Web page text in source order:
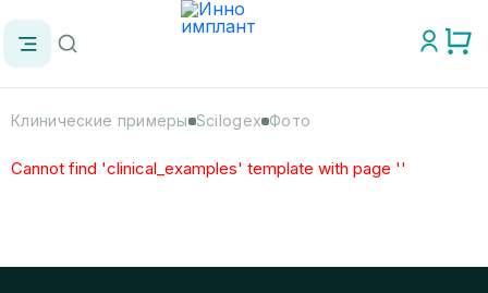
Клинические примеры Scilogex Фото
Cannot find 'clinical_examples' template with page ''